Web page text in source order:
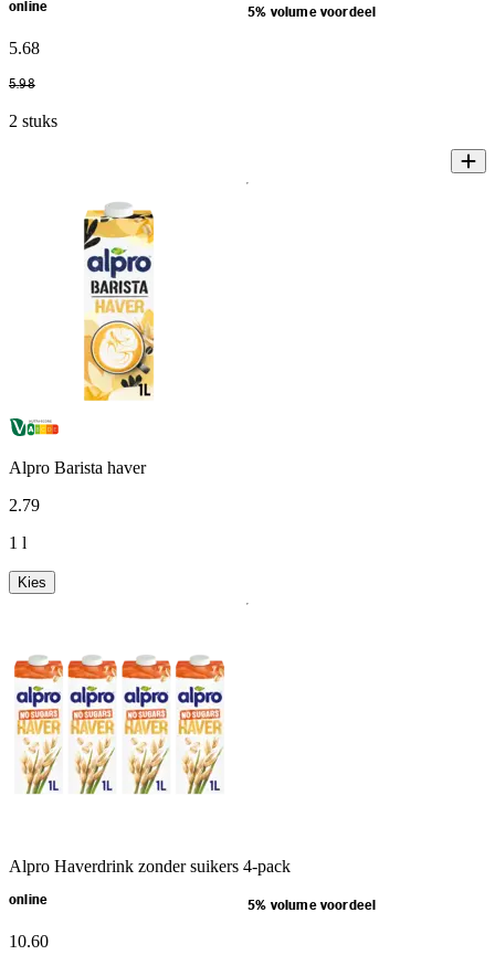
online 5% volume voordeel
5.68
5.98
2 stuks
Alpro Barista haver
2.79
1 l
Kies
Alpro Haverdrink zonder suikers 4-pack
online 5% volume voordeel
10.60